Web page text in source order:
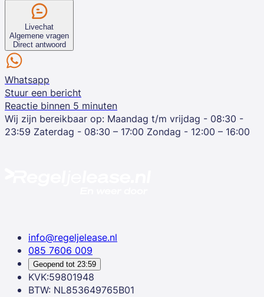
Livechat
Algemene vragen
Direct antwoord
Whatsapp
Stuur een bericht
Reactie binnen 5 minuten
Wij zijn bereikbaar op: Maandag t/m vrijdag - 08:30 -
23:59 Zaterdag - 08:30 – 17:00 Zondag - 12:00 – 16:00
info@regeljelease.nl
085 7606 009
Geopend tot 23:59
KVK:59801948
BTW: NL853649765B01